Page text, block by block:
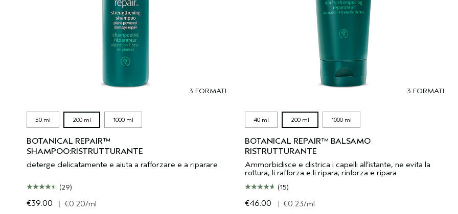
3 FORMATI
50 ml 200 ml 1000 ml
BOTANICAL REPAIR™
SHAMPOO:RISTRUTTURANTE
deterge delicatamente e aiuta a rafforzare e a riparare
(29)
€39.00 | €0.20/ml
3 FORMATI
40 ml 200 ml 1000 ml
BOTANICAL REPAIR™ BALSAMO
RISTRUTTURANTE
Ammorbidisce e districa i capelli all’istante, ne evita la
rottura, li rafforza e li ripara; rinforza e ripara
(15)
€46.00 | €0.23/ml